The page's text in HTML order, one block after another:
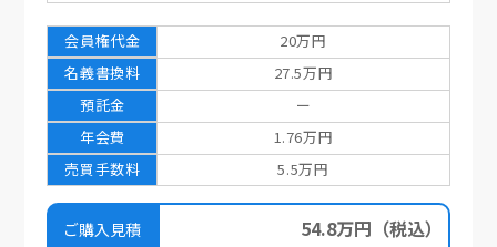
会員権代金
名義書換料
預託金
年会費
売買手数料
20万円
27.5万円
ー
1.76万円
5.5万円
ご購入見積 54.8万円 （税込）